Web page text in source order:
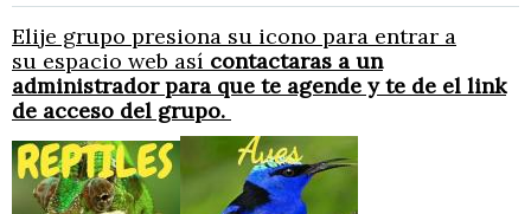
Elije grupo presiona su icono para entrar a
su espacio web así contactaras a un
administrador para que te agende y te de el link
de acceso del grupo.